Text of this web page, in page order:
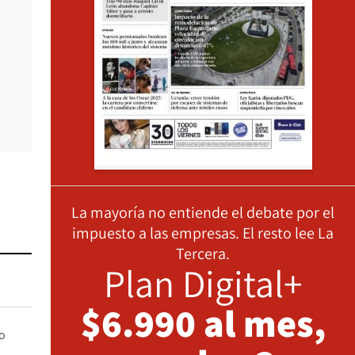
La mayoría no entiende el debate por el
impuesto a las empresas. El resto lee La
Tercera.
Plan Digital+
$6.990 al mes,